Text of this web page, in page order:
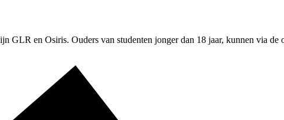
GLR en Osiris. Ouders van studenten jonger dan 18 jaar, kunnen via